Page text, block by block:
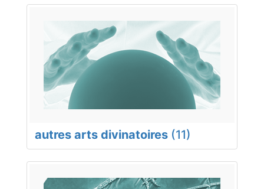
autres arts divinatoires (11)